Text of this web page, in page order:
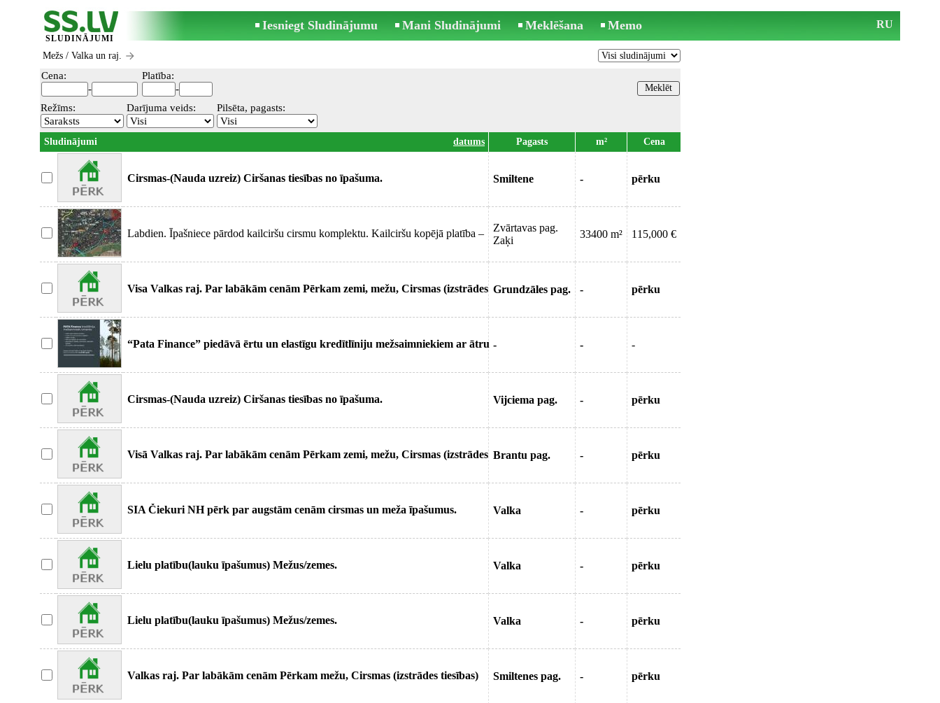
SLUDINĀJUMI
Iesniegt Sludinājumu Mani Sludinājumi Meklēšana Memo RU
Mežs / Valka un raj.
Cena:
-
Platība:
-
Režīms:
Darījuma veids: Pilsēta, pagasts:
Sludinājumi datums Pagasts m² Cena
Cirsmas-(Nauda uzreiz) Ciršanas tiesības no īpašuma. Smiltene - pērku
Labdien. Īpašniece pārdod kailciršu cirsmu komplektu. Kailciršu kopējā platība –
Zvārtavas pag.
Zaķi
33400 m² 115,000 €
Visa Valkas raj. Par labākām cenām Pērkam zemi, mežu, Cirsmas (izstrādes Grundzāles pag. - pērku
“Pata Finance” piedāvā ērtu un elastīgu kredītlīniju mežsaimniekiem ar ātru - - -
Cirsmas-(Nauda uzreiz) Ciršanas tiesības no īpašuma. Vijciema pag. - pērku
Visā Valkas raj. Par labākām cenām Pērkam zemi, mežu, Cirsmas (izstrādes Brantu pag. - pērku
SIA Čiekuri NH pērk par augstām cenām cirsmas un meža īpašumus.
Valka - pērku
Lielu platību(lauku īpašumus) Mežus/zemes. Valka - pērku
Lielu platību(lauku īpašumus) Mežus/zemes. Valka - pērku
Valkas raj. Par labākām cenām Pērkam mežu, Cirsmas (izstrādes tiesības)
Smiltenes pag. - pērku